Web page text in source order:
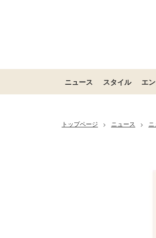
ニュース スタイル エ
トップページ > ニュース >